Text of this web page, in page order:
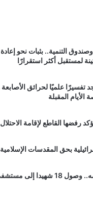
التنمية.. بثبات نحو
لمستقبل أكثر استقرارًا
تفسيرًا علميًا لحرائق
المقبلة
رفضها القاطع لإقامة
بحق المقدسات الإسلامية
الاحتلال يواصل جرائمه.. وصول 18